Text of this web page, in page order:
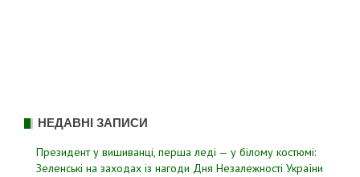
НЕДАВНІ ЗАПИСИ
Президент у вишиванці, перша леді — у білому костюмі:
Зеленські на заходах із нагоди Дня Незалежності України